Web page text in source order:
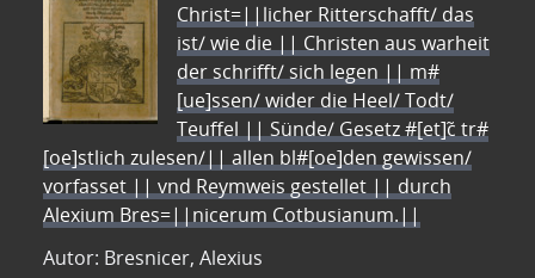
Christ=||licher Ritterschafft/ das
ist/ wie die || Christen aus warheit
der schrifft/ sich legen || m#
[ue]ssen/ wider die Heel/ Todt/
Teuffel || Sünde/ Gesetz #[et]c̃ tr#
[oe]stlich zulesen/|| allen bl#[oe]den gewissen/
vorfasset || vnd Reymweis gestellet || durch
Alexium Bres=||nicerum Cotbusianum.||
Autor: Bresnicer, Alexius